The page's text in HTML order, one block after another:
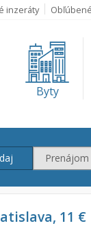
inzeráty
Byty
Prenájom
11 €